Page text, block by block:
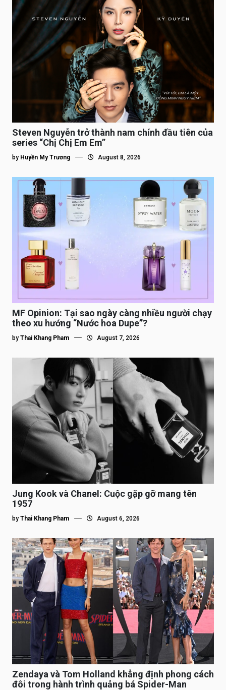
Steven Nguyễn trở thành nam chính đầu tiên của
series “Chị Chị Em Em”
by Huyền My Trương August 8, 2026
MF Opinion: Tại sao ngày càng nhiều người chạy
theo xu hướng “Nước hoa Dupe”?
by Thai Khang Pham August 7, 2026
Jung Kook và Chanel: Cuộc gặp gỡ mang tên
1957
by Thai Khang Pham August 6, 2026
Zendaya và Tom Holland khẳng định phong cách
đôi trong hành trình quảng bá Spider-Man